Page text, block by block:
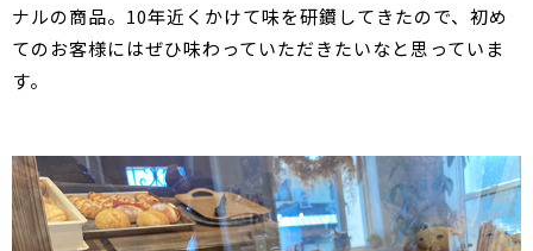
ナルの商品。10年近くかけて味を研鑽してきたので、初め
てのお客様にはぜひ味わっていただきたいなと思っていま
す。